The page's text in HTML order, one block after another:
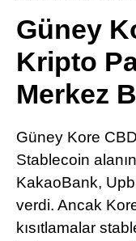
Güney
Kripto
Merkez
Güney Kore
Stablecoin
KakaoBank,
verdi. Ancak
kısıtlamalar